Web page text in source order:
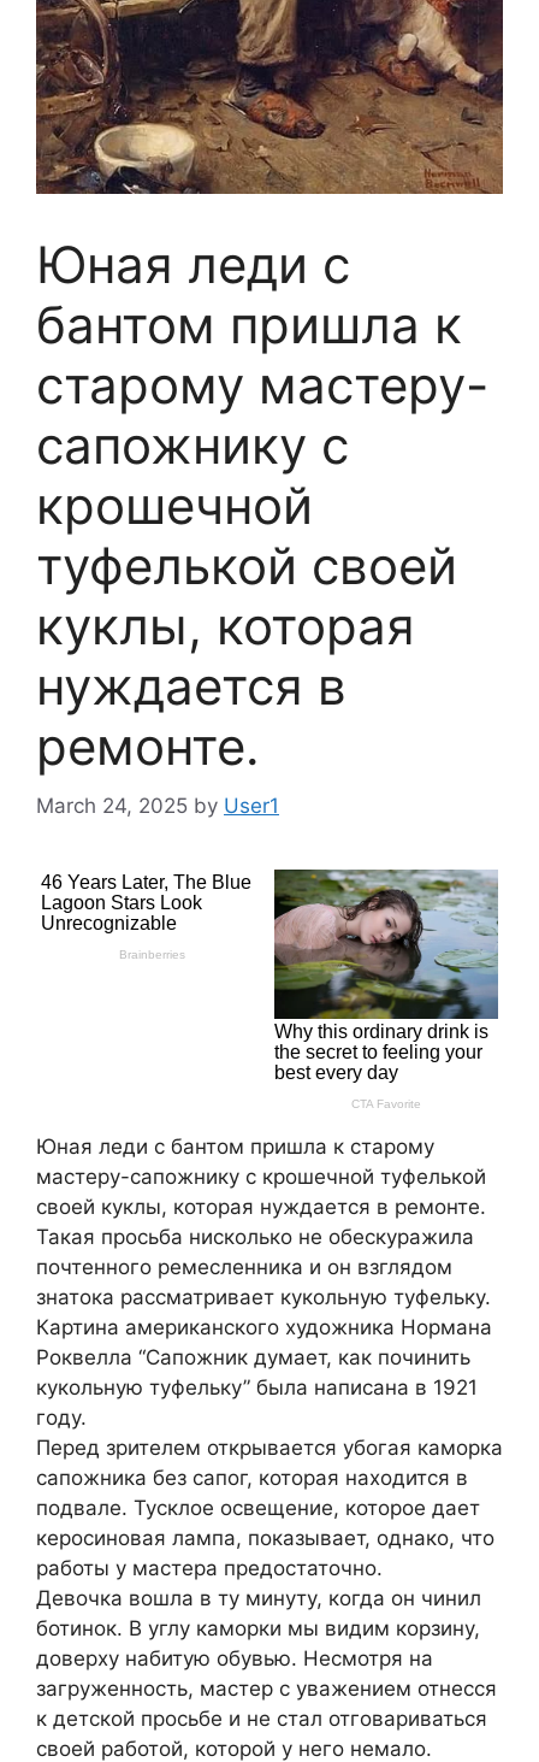
Юная леди с
бантом пришла к
старому мастеру-
сапожнику с
крошечной
туфелькой своей
куклы, которая
нуждается в
ремонте.
March 24, 2025 by User1
Юная леди с бантом пришла к старому
мастеру-сапожнику с крошечной туфелькой
своей куклы, которая нуждается в ремонте.
Такая просьба нисколько не обескуражила
почтенного ремесленника и он взглядом
знатока рассматривает кукольную туфельку.
Картина американского художника Нормана
Роквелла “Сапожник думает, как починить
кукольную туфельку” была написана в 1921
году.
Перед зрителем открывается убогая каморка
сапожника без сапог, которая находится в
подвале. Тусклое освещение, которое дает
керосиновая лампа, показывает, однако, что
работы у мастера предостаточно.
Девочка вошла в ту минуту, когда он чинил
ботинок. В углу каморки мы видим корзину,
доверху набитую обувью. Несмотря на
загруженность, мастер с уважением отнесся
к детской просьбе и не стал отговариваться
своей работой, которой у него немало.